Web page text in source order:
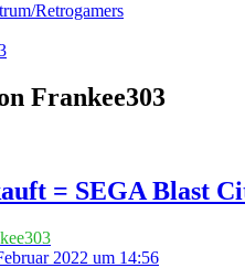
Retrogamers
Frankee303
= SEGA Blast
2022 um 14:56